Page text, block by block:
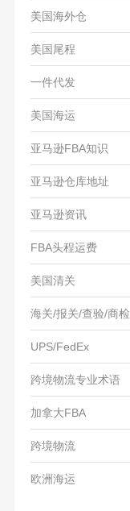
美国海外仓
美国尾程
一件代发
美国海运
亚马逊FBA知识
亚马逊仓库地址
亚马逊资讯
FBA头程运费
美国清关
海关/报关/查验/商检
UPS/FedEx
跨境物流专业术语
加拿大FBA
跨境物流
欧洲海运